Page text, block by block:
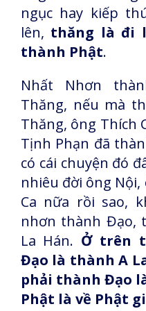
ngục hay kiếp
lên, thăng là đi
thành Phật.
Nhất Nhơn
Thăng, nếu mà
Thăng, ông Thích
Tịnh Phạn đã
có cái chuyện đó
nhiêu đời ông Nội,
Ca nữa rồi sao,
nhơn thành Đạo,
La Hán. Ở trên
Đạo là thành A
phải thành Đạo
Phật là về Phật